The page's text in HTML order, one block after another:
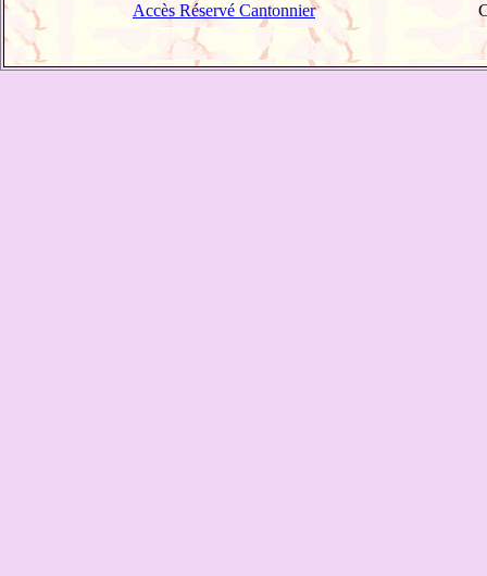
Accès Réservé Cantonnier